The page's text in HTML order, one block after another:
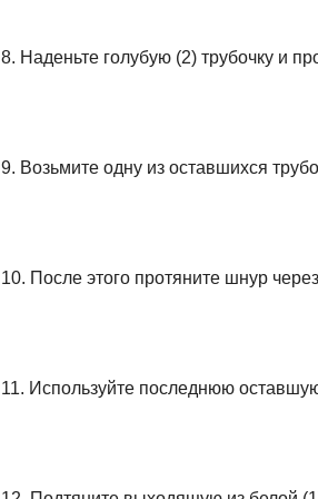
8. Наденьте голубую (2) трубочку и
9. Возьмите одну из оставшихся
10. После этого протяните шнур
11. Используйте последнюю